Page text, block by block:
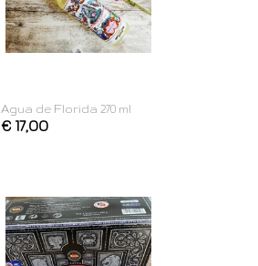
Agua de Florida 270 ml
€ 17,00